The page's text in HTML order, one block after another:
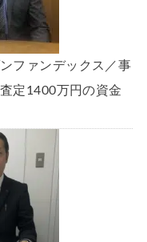
ファンデックス／事
定1400万円の資金